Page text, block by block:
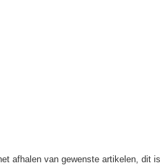
afhalen van gewenste artikelen,